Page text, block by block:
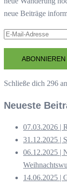
neue Beiträge
E-
AdresseABONNIEREN
Schließe dich 296
Neueste
07.03.2026 |
31.12.2025 |
06.12.2025 |
14.06.2025 |